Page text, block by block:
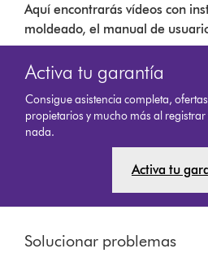
Aquí encontrarás vídeos con
moldeado, el manual de
Activa tu garantía
Consigue asistencia completa,
propietarios y mucho más al
nada.
Activa tu
Solucionar problemas